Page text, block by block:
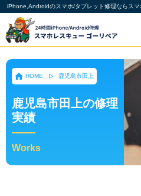
iPhone,Androidのスマホ/タブレット修理ならス
HOME 鹿児島市田上
鹿児島市田上の修理
実績
Works